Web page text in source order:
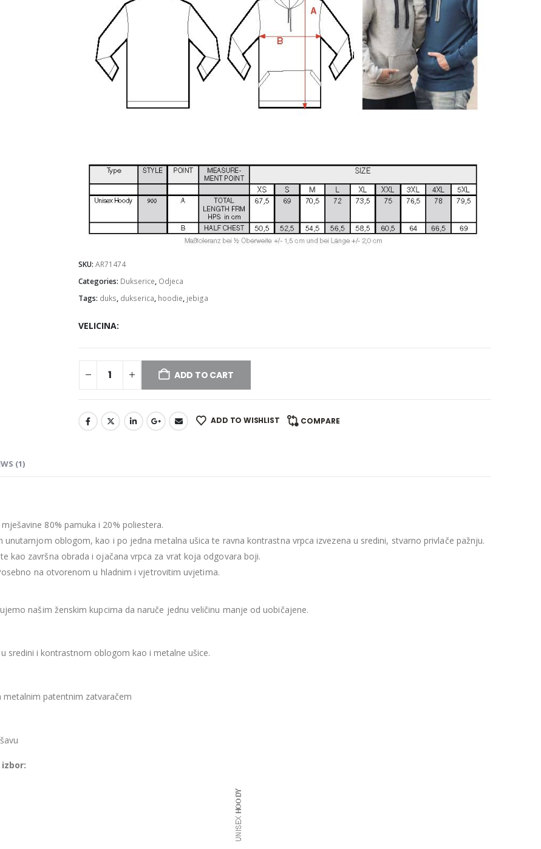
SKU: AR71474
Categories: Dukserice, Odjeca
Tags: duks, dukserica, hoodie, jebiga
VELICINA
ADD TO CART
ADD TO WISHLIST COMPARE
(1)
80% pamuka i 20% poliestera.
oblogom, kao i po jedna metalna ušica te ravna kontrastna vrpca izvezena u sredini, stvarno privlače pažnju.
kao završna obrada i ojačana vrpca za vrat koja odgovara boji.
na otvorenom u hladnim i vjetrovitim uvjetima.
našim ženskim kupcima da naruče jednu veličinu manje od uobičajene.
sredini i kontrastnom oblogom kao i metalne ušice.
patentnim zatvaračem